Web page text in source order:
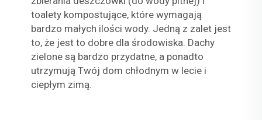
toalety kompostujące, które wymagają
bardzo małych ilości wody. Jedną z zalet jest
to, że jest to dobre dla środowiska. Dachy
zielone są bardzo przydatne, a ponadto
utrzymują Twój dom chłodnym w lecie i
ciepłym zimą.